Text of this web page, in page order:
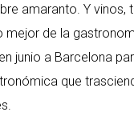
amaranto. Y vinos,
mejor de la
junio a Barcelona
que